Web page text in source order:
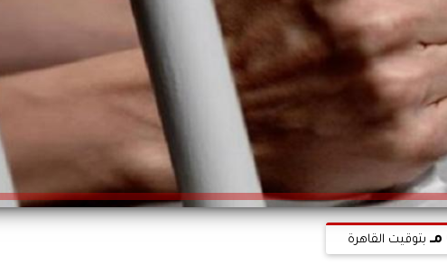
بتوقيت القاهرة